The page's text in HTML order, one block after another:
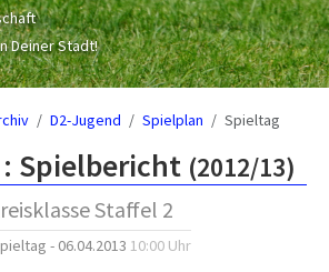
Deiner Stadt!
D2-Jugend Spielplan Spieltag
Spielbericht (2012/13)
Staffel 2
- 06.04.2013 10:00 Uhr